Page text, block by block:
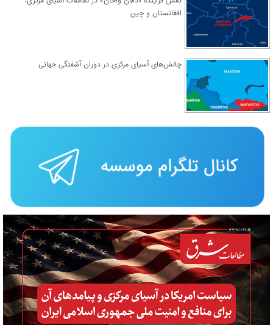
افغانستان و چین
چالش‌های آسیای مرکزی در دوران آشفتگی جهانی